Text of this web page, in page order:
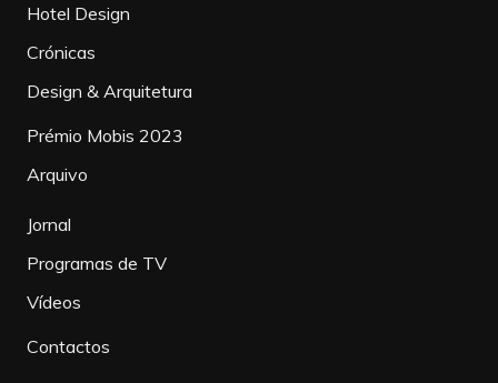
Hotel Design
Crónicas
Design & Arquitetura
Prémio Mobis 2023
Arquivo
Jornal
Programas de TV
Vídeos
Contactos